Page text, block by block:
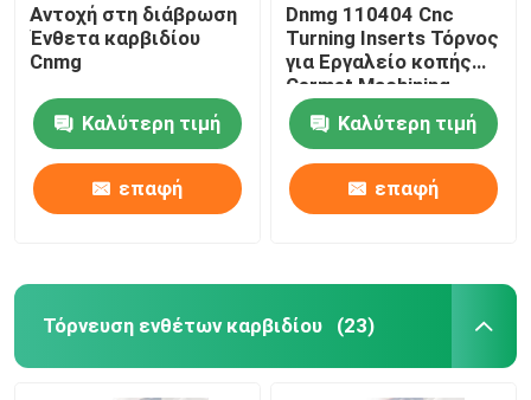
Μύλος με κλωστές
Chamfer End Mill
Τρυπάνια καρβιδίου βολφραμίου
Αντοχή στη διάβρωση
Ένθετα καρβιδίου
Cnmg
Καλύτερη τιμή
επαφή
Dnmg 110404 Cnc
Turning Inserts Τόρνος
για Εργαλείο κοπής
Cermet Machining
Καλύτερη τιμή
επαφή
Τόρνευση ενθέτων καρβιδίου (23)